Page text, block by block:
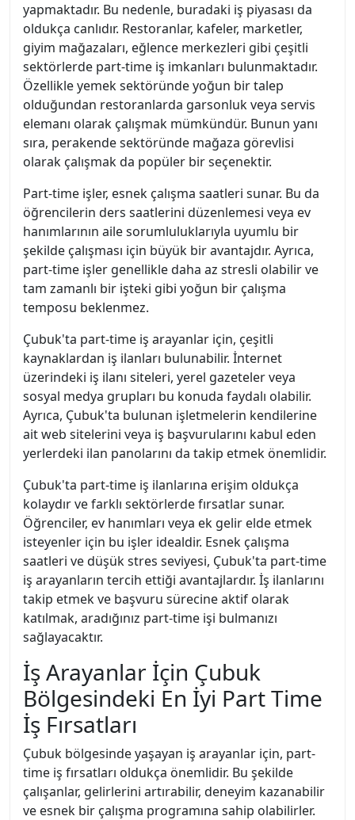
yapmaktadır. Bu nedenle, buradaki iş piyasası da
oldukça canlıdır. Restoranlar, kafeler, marketler,
giyim mağazaları, eğlence merkezleri gibi çeşitli
sektörlerde part-time iş imkanları bulunmaktadır.
Özellikle yemek sektöründe yoğun bir talep
olduğundan restoranlarda garsonluk veya servis
elemanı olarak çalışmak mümkündür. Bunun yanı
sıra, perakende sektöründe mağaza görevlisi
olarak çalışmak da popüler bir seçenektir.
Part-time işler, esnek çalışma saatleri sunar. Bu da
öğrencilerin ders saatlerini düzenlemesi veya ev
hanımlarının aile sorumluluklarıyla uyumlu bir
şekilde çalışması için büyük bir avantajdır. Ayrıca,
part-time işler genellikle daha az stresli olabilir ve
tam zamanlı bir işteki gibi yoğun bir çalışma
temposu beklenmez.
Çubuk'ta part-time iş arayanlar için, çeşitli
kaynaklardan iş ilanları bulunabilir. İnternet
üzerindeki iş ilanı siteleri, yerel gazeteler veya
sosyal medya grupları bu konuda faydalı olabilir.
Ayrıca, Çubuk'ta bulunan işletmelerin kendilerine
ait web sitelerini veya iş başvurularını kabul eden
yerlerdeki ilan panolarını da takip etmek önemlidir.
Çubuk'ta part-time iş ilanlarına erişim oldukça
kolaydır ve farklı sektörlerde fırsatlar sunar.
Öğrenciler, ev hanımları veya ek gelir elde etmek
isteyenler için bu işler idealdir. Esnek çalışma
saatleri ve düşük stres seviyesi, Çubuk'ta part-time
iş arayanların tercih ettiği avantajlardır. İş ilanlarını
takip etmek ve başvuru sürecine aktif olarak
katılmak, aradığınız part-time işi bulmanızı
sağlayacaktır.
İş Arayanlar İçin Çubuk
Bölgesindeki En İyi Part Time
İş Fırsatları
Çubuk bölgesinde yaşayan iş arayanlar için, part-
time iş fırsatları oldukça önemlidir. Bu şekilde
çalışanlar, gelirlerini artırabilir, deneyim kazanabilir
ve esnek bir çalışma programına sahip olabilirler.